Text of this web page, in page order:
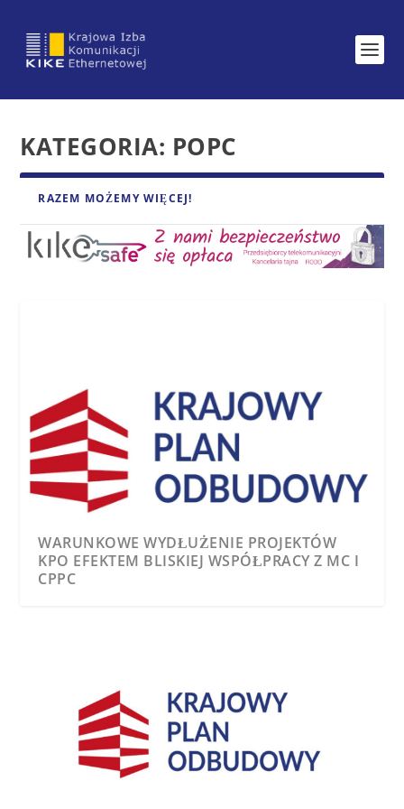
KATEGORIA: POPC
RAZEM MOŻEMY WIĘCEJ!
WARUNKOWE WYDŁUŻENIE PROJEKTÓW
KPO EFEKTEM BLISKIEJ WSPÓŁPRACY Z MC I
CPPC
KIKE WZMACNIA ZARZĄD. MARIUSZ
SIEMIRADZKI DOŁĄCZA DO WŁADZ IZBY